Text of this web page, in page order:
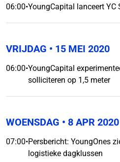
06:00•YoungCapital lanceert YC
VRIJDAG • 15 MEI 2020
06:00•YoungCapital
solliciteren op 1,5 meter
WOENSDAG • 8 APR 2020
07:00•Persbericht: YoungOnes
logistieke dagklussen